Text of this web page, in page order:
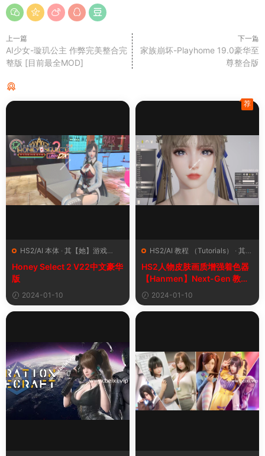
上一篇
AI少女-璇玑公主 作弊完美整合完
整版 [目前最全MOD]
下一篇
家族崩坏-Playhome 19.0豪华至
尊整合版
HS2/AI 本体 · 其【她】游戏
（Other Games） · 资源中心
（Resource Center）
Honey Select 2 V22中文豪华
版
2024-01-10
HS2/AI 教程 （Tutorials） · 其
【她】游戏（Other Games）·
插件（Plugins）
HS2人物皮肤画质增强着色器
【Hanmen】Next-Gen 教程
及下载【最新版】
2024-01-10
荐